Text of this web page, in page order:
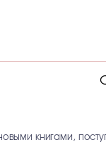
книгами,